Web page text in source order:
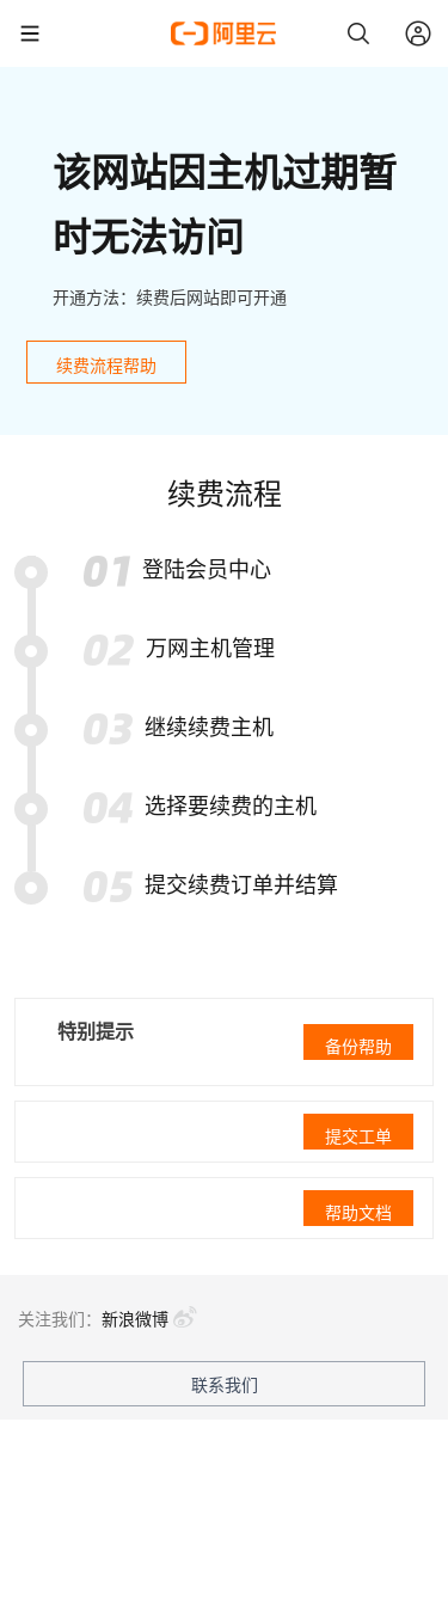
该网站因主机过期暂
时无法访问
开通方法：续费后网站即可开通
续费流程帮助
续费流程
登陆会员中心
万网主机管理
继续续费主机
选择要续费的主机
提交续费订单并结算
特别提示
备份帮助
提交工单
帮助文档